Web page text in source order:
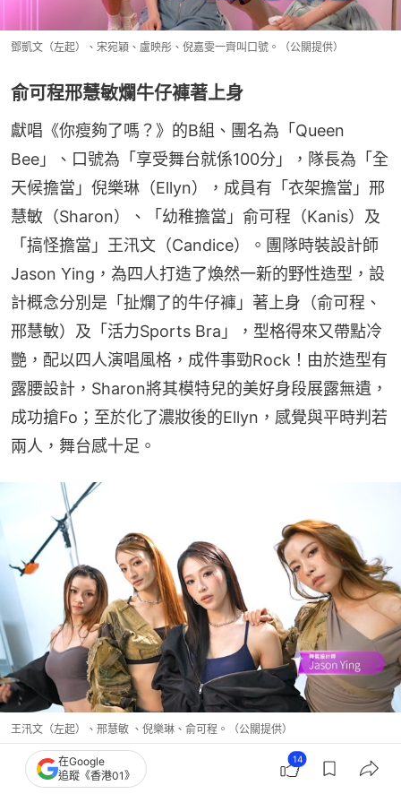
鄧凱文（左起）、宋宛穎、盧映彤、倪嘉雯一齊叫口號。（公關提供）
俞可程邢慧敏爛牛仔褲著上身
獻唱《你瘦夠了嗎？》的B組、團名為「Queen
Bee」、口號為「享受舞台就係100分」，隊長為「全
天候擔當」倪樂琳（Ellyn），成員有「衣架擔當」邢
慧敏（Sharon）、「幼稚擔當」俞可程（Kanis）及
「搞怪擔當」王汛文（Candice）。團隊時裝設計師
Jason Ying，為四人打造了煥然一新的野性造型，設
計概念分別是「扯爛了的牛仔褲」著上身（俞可程、
邢慧敏）及「活力Sports Bra」，型格得來又帶點冷
艷，配以四人演唱風格，成件事勁Rock！由於造型有
露腰設計，Sharon將其模特兒的美好身段展露無遺，
成功搶Fo；至於化了濃妝後的Ellyn，感覺與平時判若
兩人，舞台感十足。
王汛文（左起）、邢慧敏 、倪樂琳、俞可程。（公關提供）
Ellyn對隊友改觀
在Google
追蹤《香港01》
14